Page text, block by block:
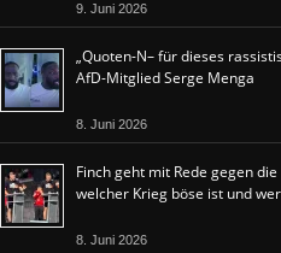
9. Juni 2026
„Quoten-N– für dieses
AfD-Mitglied Serge Menga
8. Juni 2026
Finch geht mit Rede gegen
welcher Krieg böse ist und
8. Juni 2026